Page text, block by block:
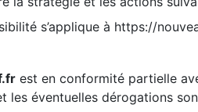
s’applique à https://
est en conformité partielle
les éventuelles dérogations